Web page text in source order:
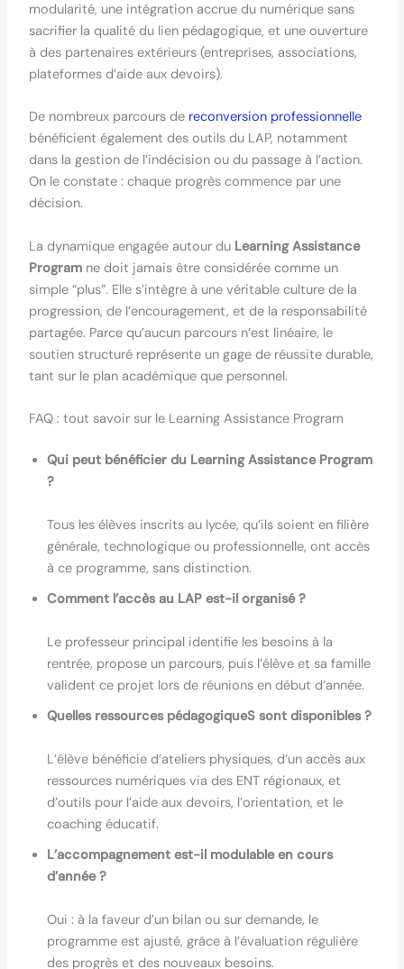
modularité, une intégration accrue du numérique sans
sacrifier la qualité du lien pédagogique, et une ouverture
à des partenaires extérieurs (entreprises, associations,
plateformes d’aide aux devoirs).
De nombreux parcours de reconversion professionnelle
bénéficient également des outils du LAP, notamment
dans la gestion de l’indécision ou du passage à l’action.
On le constate : chaque progrès commence par une
décision.
La dynamique engagée autour du Learning Assistance
Programne doit jamais être considérée comme un
simple “plus”. Elle s’intègre à une véritable culture de la
progression, de l’encouragement, et de la responsabilité
partagée. Parce qu’aucun parcours n’est linéaire, le
soutien structuré représente un gage de réussite durable,
tant sur le plan académique que personnel.
FAQ : tout savoir sur le Learning Assistance Program
Qui peut bénéficier du Learning Assistance Program
?
Tous les élèves inscrits au lycée, qu’ils soient en filière
générale, technologique ou professionnelle, ont accès
à ce programme, sans distinction.
Comment l’accès au LAP est-il organisé ?
Le professeur principal identifie les besoins à la
rentrée, propose un parcours, puis l’élève et sa famille
valident ce projet lors de réunions en début d’année.
Quelles ressources pédagogiqueS sont disponibles ?
L’élève bénéficie d’ateliers physiques, d’un accès aux
ressources numériques via des ENT régionaux, et
d’outils pour l’aide aux devoirs, l’orientation, et le
coaching éducatif.
L’accompagnement est-il modulable en cours
d’année ?
Oui : à la faveur d’un bilan ou sur demande, le
programme est ajusté, grâce à l’évaluation régulière
des progrès et des nouveaux besoins.